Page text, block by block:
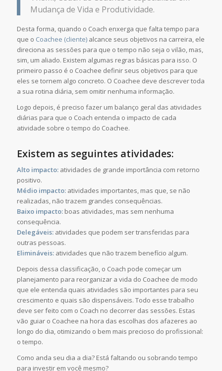
Mudança de Vida e Produtividade.
Desta forma, quando o Coach enxerga que falta tempo para
que o Coachee (cliente)alcance seus objetivos na carreira, ele
direciona as sessões para que o tempo não seja o vilão, mas,
sim, um aliado. Existem algumas regras básicas para isso. O
primeiro passo é o Coachee definir seus objetivos para que
eles se tornem algo concreto. O Coachee deve descrever toda
a sua rotina diária, sem omitir nenhuma informação.
Logo depois, é preciso fazer um balanço geral das atividades
diárias para que o Coach entenda o impacto de cada
atividade sobre o tempo do Coachee.
Existem as seguintes atividades:
Alto impacto:atividades de grande importância com retorno
positivo.
Médio impacto:atividades importantes, mas que, se não
realizadas, não trazem grandes consequências.
Baixo impacto:boas atividades, mas sem nenhuma
consequência.
Delegáveis:atividades que podem ser transferidas para
outras pessoas.
Elimináveis:atividades que não trazem benefício algum.
Depois dessa classificação, o Coach pode começar um
planejamento para reorganizar a vida do Coachee de modo
que ele entenda quais atividades são importantes para seu
crescimento e quais são dispensáveis. Todo esse trabalho
deve ser feito com o Coach no decorrer das sessões. Estas
vão guiar o Coachee na hora das escolhas dos afazeres ao
longo do dia, otimizando o bem mais precioso do profissional:
o tempo.
Como anda seu dia a dia? Está faltando ou sobrando tempo
para investir em você mesmo?